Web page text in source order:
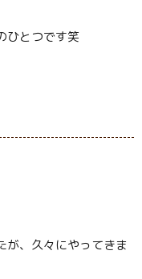
ひとつです笑
が、久々にやってきま